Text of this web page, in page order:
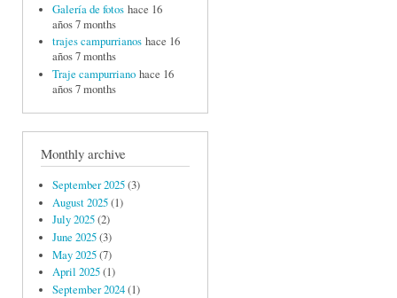
Galería de fotos hace 16
años 7 months
trajes campurrianos hace 16
años 7 months
Traje campurriano hace 16
años 7 months
Monthly archive
September 2025(3)
August 2025(1)
July 2025(2)
June 2025(3)
May 2025(7)
April 2025(1)
September 2024(1)